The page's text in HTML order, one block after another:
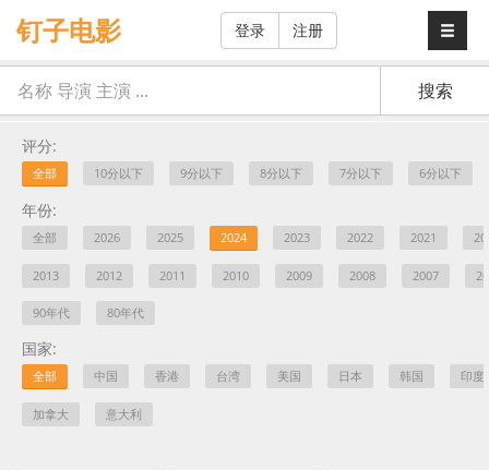
钉子电影 登录 注册
评分:
全部 10分以下 9分以下 8分以下 7分以下 6分以下
年份:
全部 2026 2025 2024 2023 2022 2021
2013 2012 2011 2010 2009 2008 2007
90年代 80年代
国家:
全部 中国 香港 台湾 美国 日本 韩国 印度
加拿大 意大利